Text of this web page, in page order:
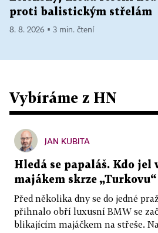
proti balistickým střelám
8. 8. 2026 ▪ 3 min. čtení
Vybíráme z HN
JAN KUBITA
Hledá se papaláš. Kdo jel
majákem skrze
Před několika dny se do jedné
přihnalo obří luxusní BMW se
blikajícím majáčkem na střeše.